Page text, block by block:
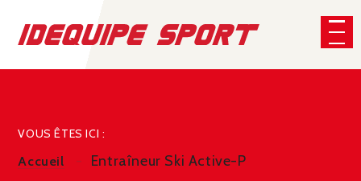
VOUS ÊTES ICI :
Accueil Entraîneur Ski Active-P